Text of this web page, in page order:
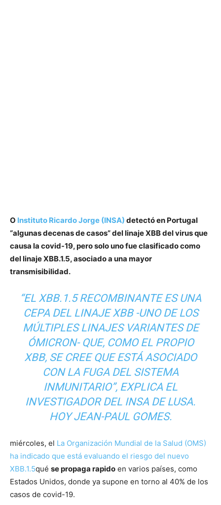
O Instituto Ricardo Jorge (INSA) detectó en Portugal
“algunas decenas de casos” del linaje XBB del virus que
causa la covid-19, pero solo uno fue clasificado como
del linaje XBB.1.5, asociado a una mayor
transmisibilidad.
“EL XBB.1.5 RECOMBINANTE ES UNA
CEPA DEL LINAJE XBB -UNO DE LOS
MÚLTIPLES LINAJES VARIANTES DE
ÓMICRON- QUE, COMO EL PROPIO
XBB, SE CREE QUE ESTÁ ASOCIADO
CON LA FUGA DEL SISTEMA
INMUNITARIO”, EXPLICA EL
INVESTIGADOR DEL INSA DE LUSA.
HOY JEAN-PAUL GOMES.
miércoles, el La Organización Mundial de la Salud (OMS)
ha indicado que está evaluando el riesgo del nuevo
XBB.1.5qué se propaga rapido en varios países, como
Estados Unidos, donde ya supone en torno al 40% de los
casos de covid-19.